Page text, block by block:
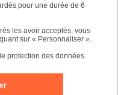
pour une durée de 6
les avoir acceptés, vous
sur « Personnaliser ».
protection des données.